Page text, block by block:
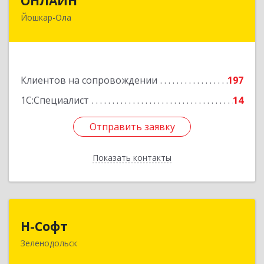
Йошкар-Ола
Клиентов на сопровождении
197
1С:Специалист
14
Отправить заявку
Показать контакты
424000, Марий Эл Респ, Йошкар-Ола г,
Отправить заявку
Назад
Н-Софт
Зеленодольск422521, Татарстан Респ (Татарстан),